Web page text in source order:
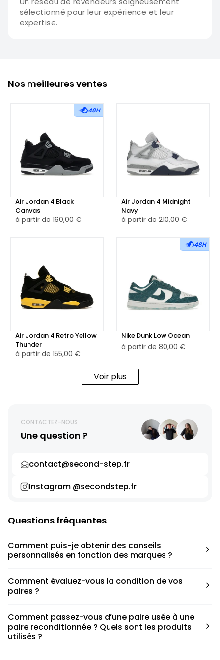
sélectionné pour leur expérience et leur
expertise.
Nos meilleures ventes
48H
Air Jordan 4 Black
Canvas
à partir de 160,00 €
Air Jordan 4 Midnight
Navy
à partir de 210,00 €
Air Jordan 4 Retro Yellow
Thunder
à partir de 155,00 €
48H
Nike Dunk Low Ocean
à partir de 80,00 €
Voir plus
CONTACTEZ-NOUS
Une question ?
contact@second-step.fr
Instagram @secondstep.fr
Questions fréquentes
Comment puis-je obtenir des conseils
personnalisés en fonction des marques ?
pour déterminer la taille appropriée, que ce soit une taille
en dessous, au-dessus ou correspondant à votre taille
Comment évaluez-vous la condition de vos
paires ?
défauts spécifiques de chaque paire.
Comment passez-vous d’une paire usée à une
paire reconditionnée ? Quels sont les produits
utilisés ?